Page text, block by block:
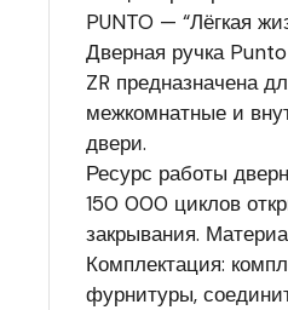
PUNTO — “Лёгкая
Дверная ручка
ZR предназначена
межкомнатные и
двери.
Ресурс работы
150 000 циклов
закрывания.
Комплектация:
фурнитуры,